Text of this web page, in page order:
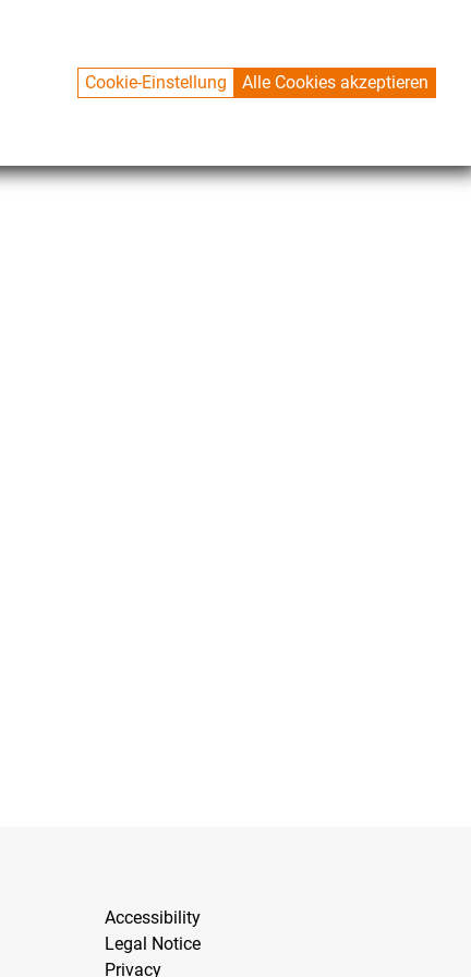
Accessibility
Legal Notice
Privacy
Cookie-Einstellung Alle Cookies akzeptieren